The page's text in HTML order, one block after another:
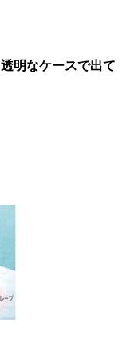
透明なケースで出て